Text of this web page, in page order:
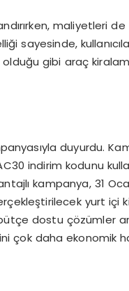
maliyetleri
sayesinde,
gibi araç
duyurdu.
indirim kodunu
kampanya, 31
yurt içi
dostu çözümler
çok daha ekonomik